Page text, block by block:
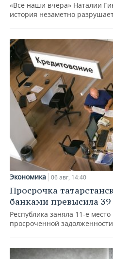
«Все наши вчера» Наталии
история незаметно
Экономика 06 авг, 14:40
Просрочка
банками превысила
Республика заняла 11-е
просроченной задолженности